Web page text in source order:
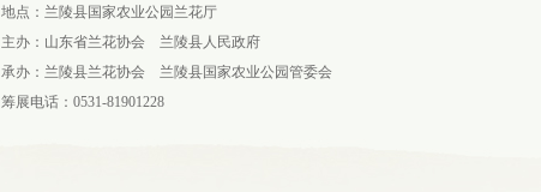
地点：兰陵县国家农业公园兰花厅
主办：山东省兰花协会 兰陵县人民政府
承办：兰陵县兰花协会 兰陵县国家农业公园管委会
筹展电话：0531-81901228